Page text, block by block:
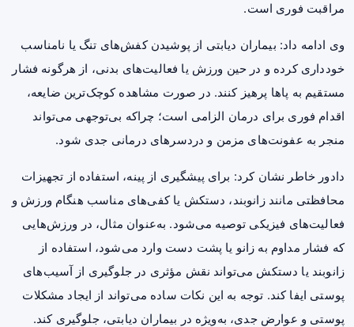
مراقبت فوری است.
وی ادامه داد: بیماران دیابتی از پوشیدن کفش‌های تنگ یا نامناسب
خودداری کرده و در حین ورزش یا فعالیت‌های بدنی، از هرگونه فشار
مستقیم به پاها پرهیز کنند. در صورت مشاهده کوچک‌ترین ضایعه،
اقدام فوری برای درمان الزامی است؛ چراکه بی‌توجهی می‌تواند
منجر به عفونت‌های مزمن و دردسرهای درمانی جدی شود.
دادور خاطر نشان کرد: برای پیشگیری از پینه، استفاده از تجهیزات
محافظتی مانند زانوبند، دستکش یا کفی‌های مناسب هنگام ورزش و
فعالیت‌های فیزیکی توصیه می‌شود. به‌عنوان مثال، در ورزش‌هایی
که فشار مداوم به زانو یا پشت دست وارد می‌شود، استفاده از
زانوبند یا دستکش می‌تواند نقش مؤثری در جلوگیری از آسیب‌های
پوستی ایفا کند. توجه به این نکات ساده می‌تواند از ایجاد مشکلات
پوستی و عوارض جدی، به‌ویژه در بیماران دیابتی، جلوگیری کند.